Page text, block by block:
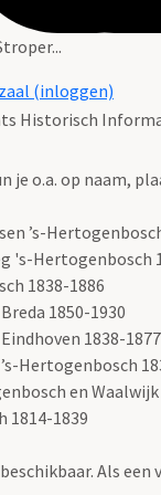
(inloggen)
Historisch
je o.a. op naam,
’s-
's-Hertogenbosch
1838-1886
1850-1930
1838-1877
Hertogenbosch
en
1814-1839
Als